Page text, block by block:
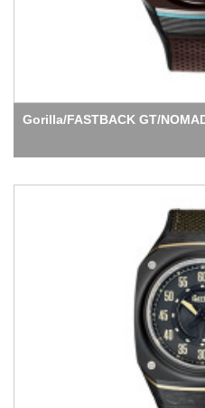
Gorilla/FASTBACK GT/